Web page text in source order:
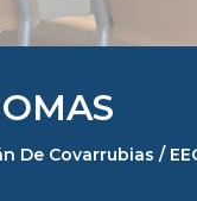
De Covarrubias /